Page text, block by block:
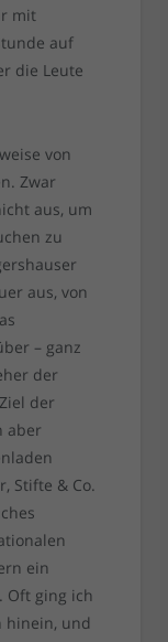
mit
auf
die Leute
von
Zwar
aus, um
zu
aus, von
– ganz
der
der
aber
Stifte & Co.
ein
Oft ging ich
hinein, und